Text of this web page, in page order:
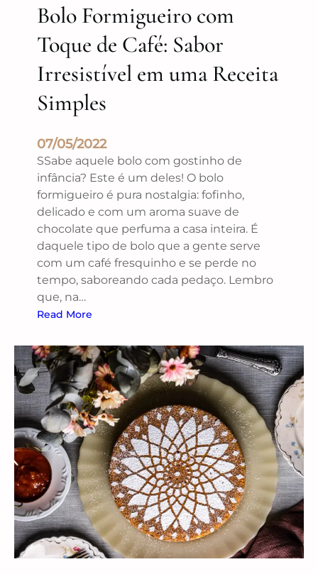
Bolo Formigueiro com
Toque de Café: Sabor
Irresistível em uma Receita
Simples
07/05/2022
SSabe aquele bolo com gostinho de
infância? Este é um deles! O bolo
formigueiro é pura nostalgia: fofinho,
delicado e com um aroma suave de
chocolate que perfuma a casa inteira. É
daquele tipo de bolo que a gente serve
com um café fresquinho e se perde no
tempo, saboreando cada pedaço. Lembro
que, na…
Read More